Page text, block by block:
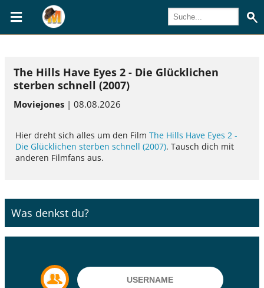
The Hills Have Eyes 2 - Die Glücklichen
sterben schnell (2007)
Moviejones| 08.08.2026
Hier dreht sich alles um den Film The Hills Have Eyes 2 -
Die Glücklichen sterben schnell (2007). Tausch dich mit
anderen Filmfans aus.
Was denkst du?